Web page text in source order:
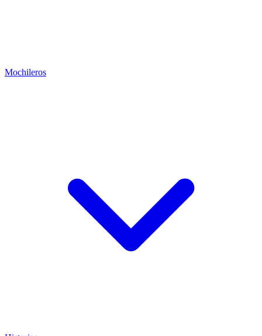
Mochileros